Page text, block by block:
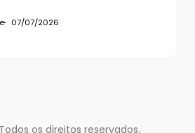
07/07/2026
os direitos reservados.